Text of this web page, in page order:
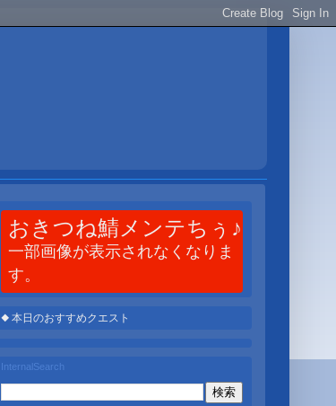
おきつね鯖メンテちぅ♪
一部画像が表示されなくなりま
す。
◆ 本日のおすすめクエスト
InternalSearch